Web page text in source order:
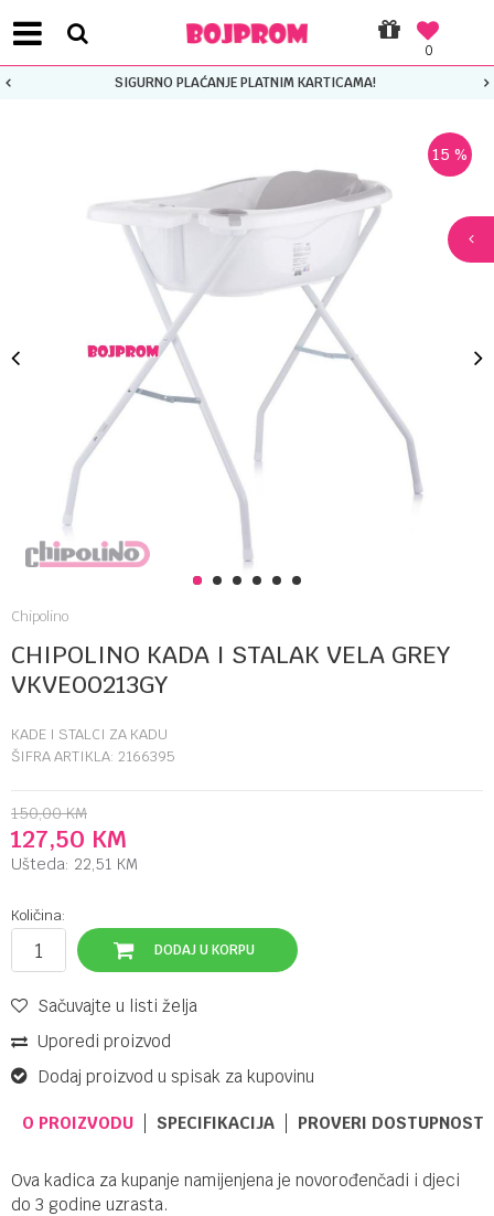
0
SIGURNO PLAĆANJE PLATNIM KARTICAMA!
1 2 3 4 5 6
15 %
Chipolino
CHIPOLINO KADA I STALAK VELA GREY
VKVE00213GY
KADE I STALCI ZA KADU
ŠIFRA ARTIKLA: 2166395
150,00 KM
127,50 KM
Ušteda: 22,51 KM
Količina:
DODAJ U KORPU
Sačuvajte u listi želja
Uporedi proizvod
Dodaj proizvod u spisak za kupovinu
O PROIZVODU SPECIFIKACIJA PROVERI DOSTUPNOST
Ova kadica za kupanje namijenjena je novorođenčadi i djeci
do 3 godine uzrasta.